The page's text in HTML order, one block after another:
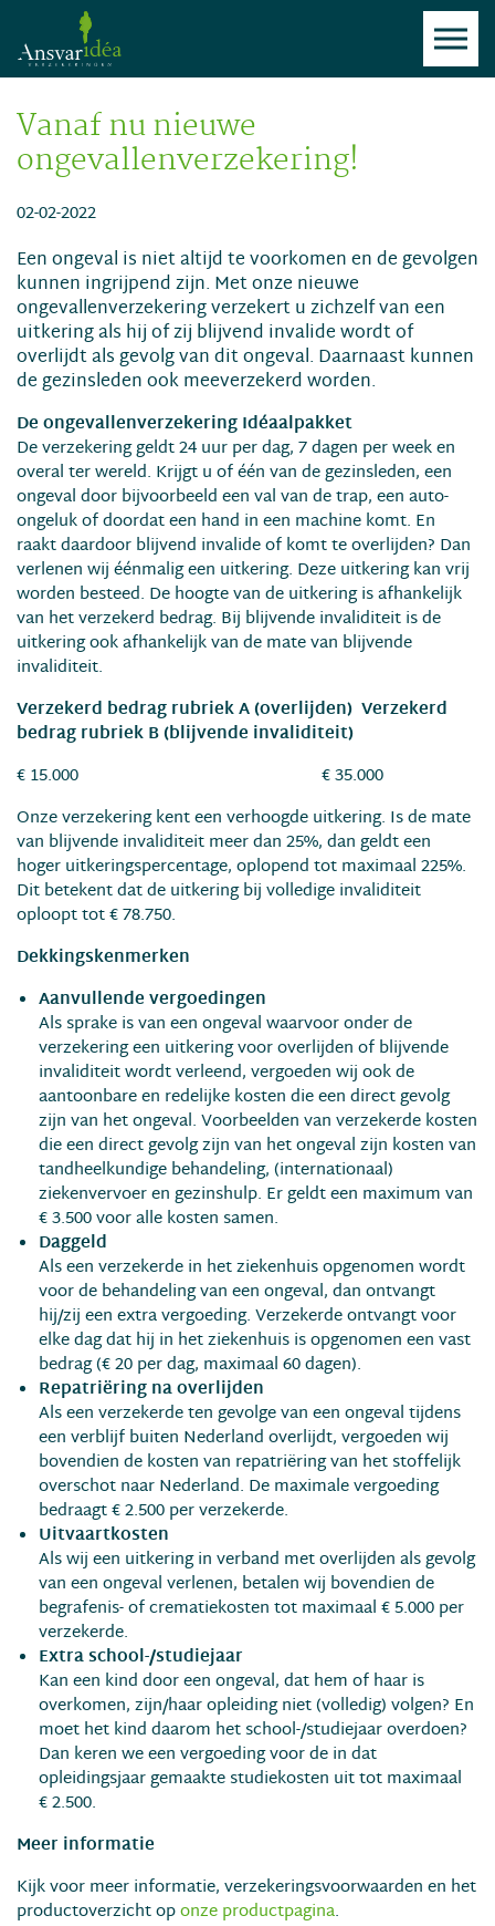
Vanaf nu nieuwe
ongevallenverzekering!
02-02-2022
Een ongeval is niet altijd te voorkomen en de gevolgen
kunnen ingrijpend zijn. Met onze nieuwe
ongevallenverzekering verzekert u zichzelf van een
uitkering als hij of zij blijvend invalide wordt of
overlijdt als gevolg van dit ongeval. Daarnaast kunnen
de gezinsleden ook meeverzekerd worden.
De ongevallenverzekering Idéaalpakket
De verzekering geldt 24 uur per dag, 7 dagen per week en
overal ter wereld. Krijgt u of één van de gezinsleden, een
ongeval door bijvoorbeeld een val van de trap, een auto-
ongeluk of doordat een hand in een machine komt. En
raakt daardoor blijvend invalide of komt te overlijden? Dan
verlenen wij éénmalig een uitkering. Deze uitkering kan vrij
worden besteed. De hoogte van de uitkering is afhankelijk
van het verzekerd bedrag. Bij blijvende invaliditeit is de
uitkering ook afhankelijk van de mate van blijvende
invaliditeit.
Verzekerd bedrag rubriek A (overlijden) Verzekerd
bedrag rubriek B (blijvende invaliditeit)
€ 15.000 € 35.000
Onze verzekering kent een verhoogde uitkering. Is de mate
van blijvende invaliditeit meer dan 25%, dan geldt een
hoger uitkeringspercentage, oplopend tot maximaal 225%.
Dit betekent dat de uitkering bij volledige invaliditeit
oploopt tot € 78.750.
Dekkingskenmerken
Aanvullende vergoedingen
Als sprake is van een ongeval waarvoor onder de
verzekering een uitkering voor overlijden of blijvende
invaliditeit wordt verleend, vergoeden wij ook de
aantoonbare en redelijke kosten die een direct gevolg
zijn van het ongeval. Voorbeelden van verzekerde kosten
die een direct gevolg zijn van het ongeval zijn kosten van
tandheelkundige behandeling, (internationaal)
ziekenvervoer en gezinshulp. Er geldt een maximum van
€ 3.500 voor alle kosten samen.
Daggeld
Als een verzekerde in het ziekenhuis opgenomen wordt
voor de behandeling van een ongeval, dan ontvangt
hij/zij een extra vergoeding. Verzekerde ontvangt voor
elke dag dat hij in het ziekenhuis is opgenomen een vast
bedrag (€ 20 per dag, maximaal 60 dagen).
Repatriëring na overlijden
Als een verzekerde ten gevolge van een ongeval tijdens
een verblijf buiten Nederland overlijdt, vergoeden wij
bovendien de kosten van repatriëring van het stoffelijk
overschot naar Nederland. De maximale vergoeding
bedraagt € 2.500 per verzekerde.
Uitvaartkosten
Als wij een uitkering in verband met overlijden als gevolg
van een ongeval verlenen, betalen wij bovendien de
begrafenis- of crematiekosten tot maximaal € 5.000 per
verzekerde.
Extra school-/studiejaar
Kan een kind door een ongeval, dat hem of haar is
overkomen, zijn/haar opleiding niet (volledig) volgen? En
moet het kind daarom het school-/studiejaar overdoen?
Dan keren we een vergoeding voor de in dat
opleidingsjaar gemaakte studiekosten uit tot maximaal
€ 2.500.
Meer informatie
Kijk voor meer informatie, verzekeringsvoorwaarden en het
productoverzicht oponze productpagina.